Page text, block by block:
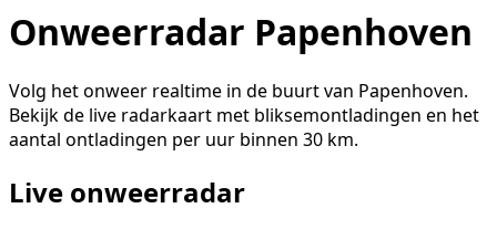
Onweerradar Papenhoven
Volg het onweer realtime in de buurt van Papenhoven.
Bekijk de live radarkaart met bliksemontladingen en het
aantal ontladingen per uur binnen 30 km.
Live onweerradar